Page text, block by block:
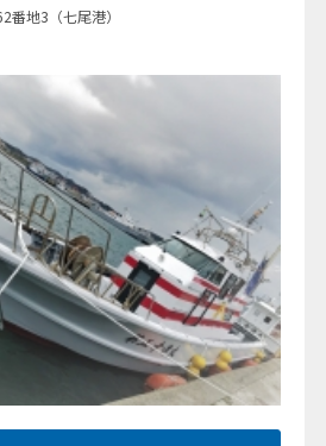
番地3（七尾港）